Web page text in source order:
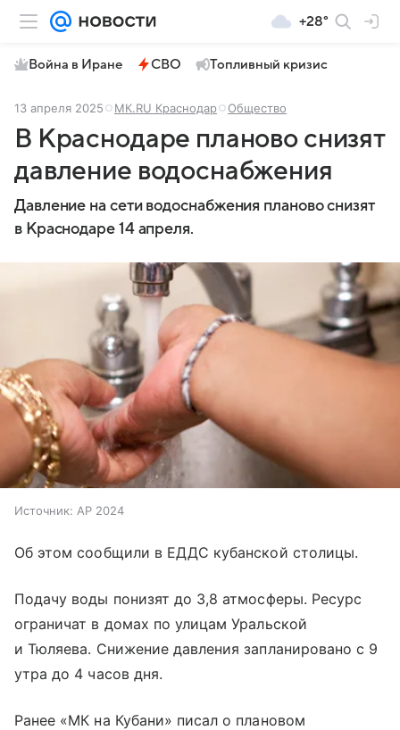
+28°
Война в Иране СВО Топливный кризис
13 апреля 2025 МК.RU Краснодар Общество
В Краснодаре планово снизят
давление водоснабжения
Давление на сети водоснабжения планово снизят
в Краснодаре 14 апреля.
Источник: AP 2024
Об этом сообщили в ЕДДС кубанской столицы.
Подачу воды понизят до 3,8 атмосферы. Ресурс
ограничат в домах по улицам Уральской
и Тюляева. Снижение давления запланировано с 9
утра до 4 часов дня.
Ранее «МК на Кубани» писал о плановом